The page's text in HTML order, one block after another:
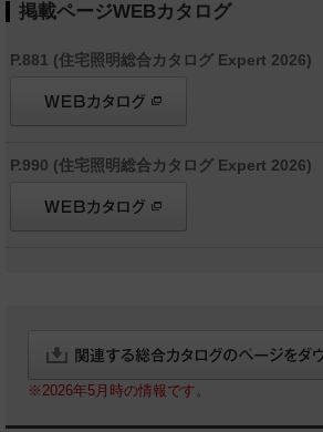
掲載ページWEBカタログ
P.881 (住宅照明総合カタログ Expert 2026)
P.990 (住宅照明総合カタログ Expert 2026)
※2026年5月時の情報です。